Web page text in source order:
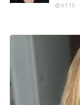
07:15